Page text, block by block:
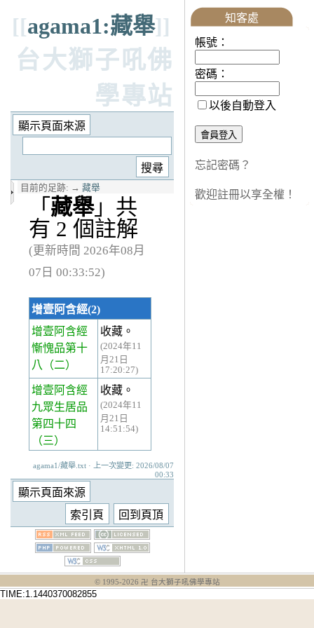
[[agama1:藏舉]]
台大獅子吼佛
學專站
目前的足跡: → 藏舉
「 藏舉」共
有 2 個註解
(更新時間 2026年08月
07日 00:33:52)
增壹阿含經(2)
增壹阿含經
慚愧品第十
八
（二）
收藏。
(2024年11
月21日
17:20:27)
增壹阿含經
九眾生居品
第四十四
（三）
收藏。
(2024年11
月21日
14:51:54)
agama1/藏舉.txt · 上一次變更: 2026/08/07
00:33
知客處
帳號：
密碼：
以後自動登入
忘記密碼？
歡迎註冊以享全權！
© 1995-2026 卍 台大獅子吼佛學專站
TIME:1.1440370082855